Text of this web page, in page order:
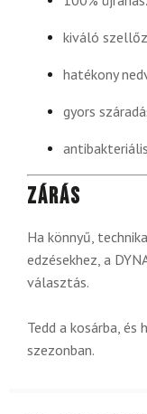
kiváló
hatékony
gyors
Zárás
Ha könnyű,
edzésekhez, a
választás.
Tedd a kosárba,
szezonban.